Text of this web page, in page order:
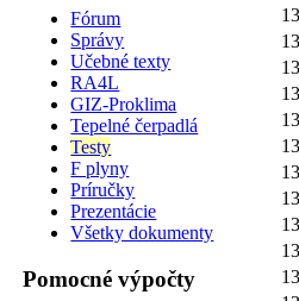
Fórum
Správy
Učebné texty
RA4L
GIZ-Proklima
Tepelné čerpadlá
Testy
F plyny
Príručky
Prezentácie
Všetky dokumenty
Pomocné výpočty